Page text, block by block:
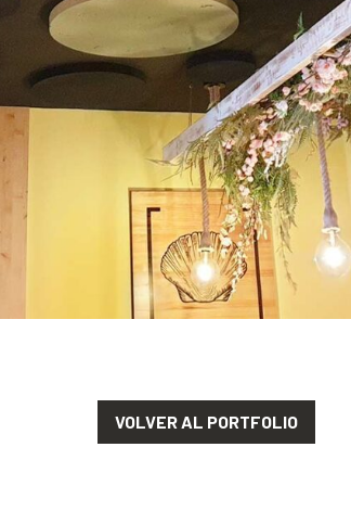
VOLVER AL PORTFOLIO